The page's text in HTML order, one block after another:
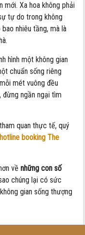
mới. Xa hoa không phải
tự do trong không
nhiêu tầng, mà là
hình một không gian
chuẩn sống riêng
mét vuông đều
đừng ngần ngại tìm
quan thực tế, quý
hotline booking The
vềnhững con số
chúng lại có sức
gian sống thượng